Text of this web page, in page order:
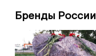
Бренды России